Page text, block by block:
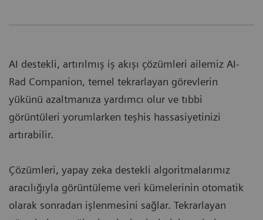
AI destekli, artırılmış iş akışı çözümleri ailemiz AI-
Rad Companion, temel tekrarlayan görevlerin
yükünü azaltmanıza yardımcı olur ve tıbbi
görüntüleri yorumlarken teşhis hassasiyetinizi
artırabilir.
Çözümleri, yapay zeka destekli algoritmalarımız
aracılığıyla görüntüleme veri kümelerinin otomatik
olarak sonradan işlenmesini sağlar. Tekrarlayan